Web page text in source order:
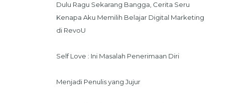
Dulu Ragu Sekarang Bangga, Cerita Seru
Kenapa Aku Memilih Belajar Digital Marketing
di RevoU
Self Love : Ini Masalah Penerimaan Diri
Menjadi Penulis yang Jujur